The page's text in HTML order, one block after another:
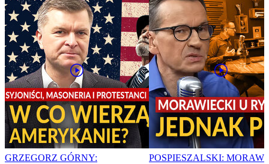
GRZEGORZ GÓRNY:
POSPIESZALSKI: